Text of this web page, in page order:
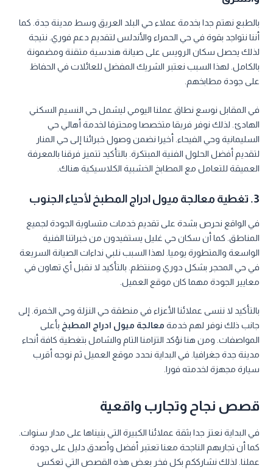
بالطبع نهتم جدا بخدمة عملاء حي البلد العريق وسط مدينة جدة. كما
أننا نتواجد بقوة في حي الحمراء والأندلس لتقديم دعم فوري. نتيجة
لذلك يحصل سكان الرويس على صيانة هندسية متقنة ومضمونة
بالكامل. لهذا السبب نعتبر الشريك المفضل للعائلات في الحفاظ
على جودة مطابخهم.
في المقابل نوسع نطاق عملنا اليومي ليشمل حي النسيم السكني
الهادئ. لذلك نوفر فريقا متخصصا ومحترفا لخدمة أهالي حي
السليمانية وحي الفيحاء. أخيرا نضمن وصول خبرائنا إلى حي المنار
لتقديم أفضل الحلول الفنية المبتكرة. بالتأكيد تتميز فرقنا بالمعرفة
العميقة للتعامل مع المطابخ الخشبية الكلاسيكية هناك.
3. تغطية معالجة ميول ادراج المطبخ لأحياء الجنوب
في الواقع نحرص بشدة على تقديم خدمات متساوية الجودة لجميع
المناطق. كما أن سكان حي غليل يستفيدون من خبراتنا الفنية
الواسعة والمتطورة يوميا. لهذا السبب نلبي نداءات الصيانة السريعة
في حي المحجر بشكل دوري ومنتظم. بالتأكيد لا نقبل أي تهاون في
معايير الجودة مهما كان موقع العميل.
بالتأكيد لا ننسى عملائنا الأعزاء في منطقة حي النزلة وحي الخمرة. إلى
جانب ذلك نوفر لهم خدمة معالجة ميول ادراج المطبخ بأعلى
المواصفات. ومن هنا نؤكد التزامنا التام والشامل بتغطية كافة أنحاء
مدينة جدة جغرافيا. في البداية نحدد موقع العميل ثم نوجه أقرب
سيارة مجهزة لخدمته فورا.
قصص نجاح وتجارب واقعية
في البداية نعتز جدا بثقة عملائنا الكبيرة التي بنيناها على مدار سنوات.
كما أن تجاربهم الناجحة معنا تعتبر أفضل وأصدق دليل على جودة
عملنا. لذلك نشارككم بكل فخر بعض هذه القصص التي تعكس